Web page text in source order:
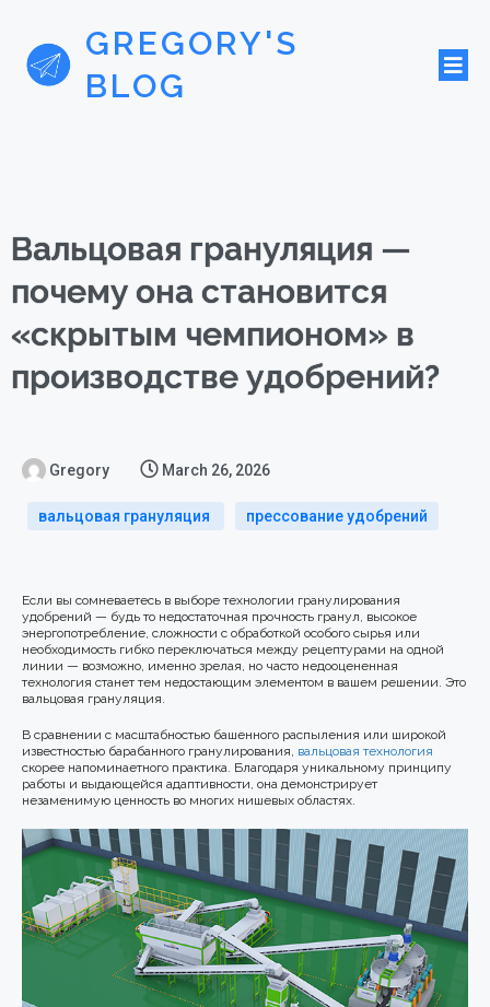
GREGORY'S
BLOG
Вальцовая грануляция —
почему она становится
«скрытым чемпионом» в
производстве удобрений?
Gregory March 26, 2026
вальцовая грануляция прессование удобрений
Если вы сомневаетесь в выборе технологии гранулирования
удобрений — будь то недостаточная прочность гранул, высокое
энергопотребление, сложности с обработкой особого сырья или
необходимость гибко переключаться между рецептурами на одной
линии — возможно, именно зрелая, но часто недооцененная
технология станет тем недостающим элементом в вашем решении. Это
вальцовая грануляция.
В сравнении с масштабностью башенного распыления или широкой
известностью барабанного гранулирования, вальцовая технология
скорее напоминаетного практика. Благодаря уникальному принципу
работы и выдающейся адаптивности, она демонстрирует
незаменимую ценность во многих нишевых областях.